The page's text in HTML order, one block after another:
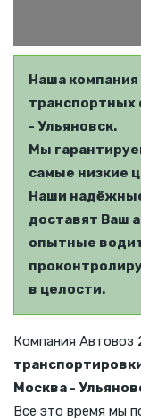
Наша
транспортных
- Ульяновск.
Мы
самые низкие
Наши
доставят Ваш
опытные
в целости.
Компания Автовоз
Москва -
Все это время мы